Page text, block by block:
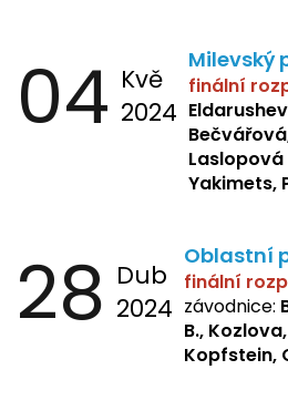
04 Kvě
2024
Milevský
finální
Laslopová
Yakimets,
28 Dub
2024
Oblastní
finální
závodnice:
B.,
Kopfstein,